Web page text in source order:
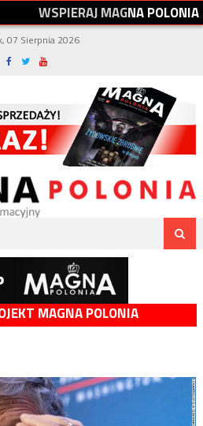
WSPIERAJMAGNAPOLONIA
07 Sierpnia 2026
MAGNA POLONIA